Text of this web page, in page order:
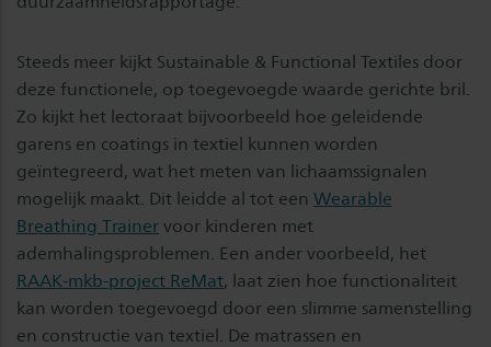
Steeds meer kijkt Sustainable & Functional Textiles door
deze functionele, op toegevoegde waarde gerichte bril.
Zo kijkt het lectoraat bijvoorbeeld hoe geleidende
garens en coatings in textiel kunnen worden
geïntegreerd, wat het meten van lichaamssignalen
mogelijk maakt. Dit leidde al tot een Wearable
Breathing Trainer voor kinderen met
ademhalingsproblemen. Een ander voorbeeld, het
RAAK-mkb-project ReMat, laat zien hoe functionaliteit
kan worden toegevoegd door een slimme samenstelling
en constructie van textiel. De matrassen en